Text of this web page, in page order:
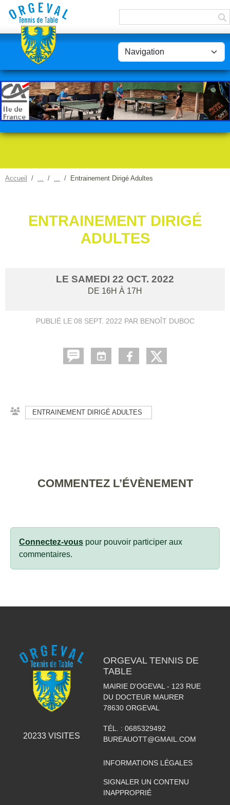
Accueil Entrainement Dirigé Adultes
ENTRAINEMENT DIRIGÉ
ADULTES
LE SAMEDI 22 OCT. 2022
DE 16H À 17H
PUBLIÉ LE 08 SEPT. 2022 PAR BENOÎT DUBOC
ENTRAINEMENT DIRIGÉ ADULTES
COMMENTEZ L’ÉVÈNEMENT
Connectez-vous pour pouvoir participer aux
commentaires.
20233VISITES
ORGEVAL TENNIS DE
TABLE
MAIRIE D'OGEVAL - 123 RUE
DU DOCTEUR MAURER
78630 ORGEVAL
TÉL. : 0685329492
BUREAUOTT@GMAIL.COM
INFORMATIONS LÉGALES
SIGNALER UN CONTENU
INAPPROPRIÉ
Panneau de gestion des cookies